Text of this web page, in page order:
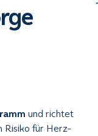
und richtet
Risiko für Herz-